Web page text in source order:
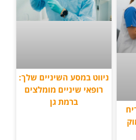
ניווט במסע השיניים שלך:
רופאי שיניים מומלצים
ברמת גן